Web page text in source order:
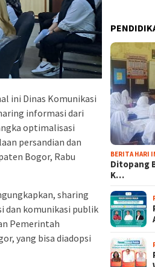
ini Dinas Komunikasi
informasi dari
optimalisasi
persandian dan
Bogor, Rabu
sharing
dan komunikasi publik
Pemerintah
yang bisa diadopsi
BERITA HARI
Ditopang
K…